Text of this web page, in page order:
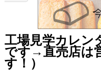
工場見学カレン
です→直売店は
す！）